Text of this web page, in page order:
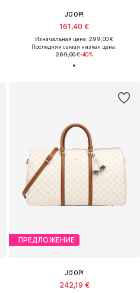
JOOP!
161,40 €
Изначальная цена: 299,00 €
Последняя самая низкая цена:
269,00 €-40%
ПРЕДЛОЖЕНИЕ
JOOP!
242,19 €